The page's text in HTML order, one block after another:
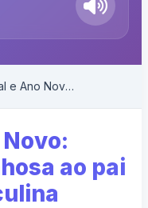
Natal e Ano Novo: Mensagem carinhosa ao pai - Voz ...
ao pai